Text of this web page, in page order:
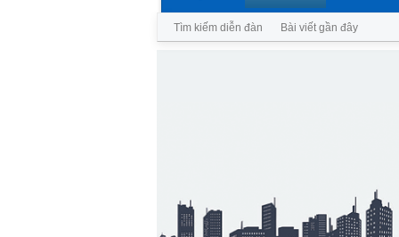
Tìm kiếm diễn đàn Bài viết gần đây